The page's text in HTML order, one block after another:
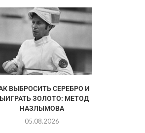
ВЫБРОСИТЬ СЕРЕБРО И
ЗОЛОТО: МЕТОД
НАЗЛЫМОВА
05.08.2026